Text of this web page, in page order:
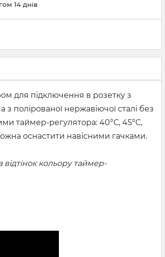
14 днів
для підключення в розетку з
полірованої нержавіючої сталі без
таймер-регулятора: 40°С, 45°С,
оснастити навісними гачками.
кольору таймер-